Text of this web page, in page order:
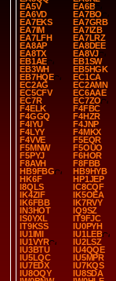
EA5V
EA6B
EA6VD
EA7BO
EA7EKS
EA7GRB
EA7IM
EA7IZB
EA7LFH
EA7LRZ
EA8AP
EA8DEE
EA8TX
EA8VJ
EB1AE
EB1SW
EB3WH
EB5HGK
EB7HQE
EC1CA
EC2AG
EC2AMN
EC5CFV
EC6AAE
EC7R
EC7ZO
F4ELK
F4FBC
F4GGQ
F4HZR
F4IYU
F4JNP
F4LYY
F4MKX
F4VVE
F5EQR
F5MNW
F5OUO
F5PYJ
F6HOR
F8AVH
F8FBB
HB9FBG
HB9HYB
HK6F
HP1JEP
I8QLS
IC8CQF
IK4ZIF
IK5OEA
IK6FBB
IK7RVY
IN3HOT
IQ9SZ
IS0YXL
IT9FJC
IT9KSS
IU0PYH
IU1IMI
IU1LEB
IU1VYR
IU2LSZ
IU3BTU
IU4QQE
IU5LQC
IU5MPR
IU7EDX
IU7KQS
IU8OQY
IU8SDA